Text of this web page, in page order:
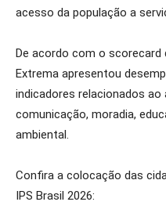
acesso da população a
De acordo com o scorecard
Extrema apresentou
indicadores relacionados
comunicação, moradia,
ambiental.
Confira a colocação das
IPS Brasil 2026: